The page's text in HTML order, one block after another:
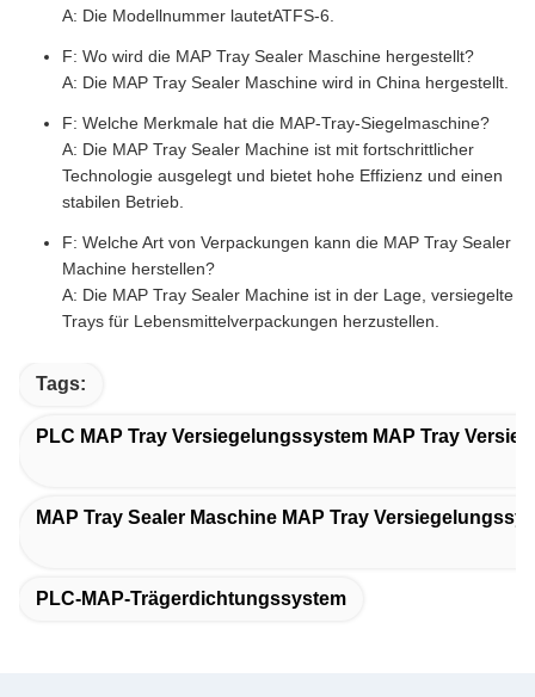
A: Die Modellnummer lautetATFS-6.
F: Wo wird die MAP Tray Sealer Maschine hergestellt?
A: Die MAP Tray Sealer Maschine wird in China hergestellt.
F: Welche Merkmale hat die MAP-Tray-Siegelmaschine?
A: Die MAP Tray Sealer Machine ist mit fortschrittlicher
Technologie ausgelegt und bietet hohe Effizienz und einen
stabilen Betrieb.
F: Welche Art von Verpackungen kann die MAP Tray Sealer
Machine herstellen?
A: Die MAP Tray Sealer Machine ist in der Lage, versiegelte
Trays für Lebensmittelverpackungen herzustellen.
Tags:
PLC MAP Tray Versiegelungssystem MAP Tray
MAP Tray Sealer Maschine MAP Tray
PLC-MAP-Trägerdichtungssystem